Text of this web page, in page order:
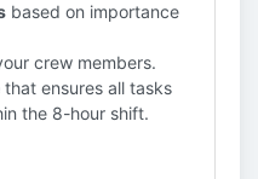
based on importance
crew members.
that ensures all tasks
the 8-hour shift.